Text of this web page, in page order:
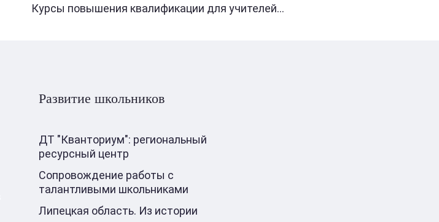
Курсы повышения квалификации для учителей...
Развитие школьников
ДТ "Кванториум": региональный
ресурсный центр
Сопровождение работы с
талантливыми школьниками
Липецкая область. Из истории